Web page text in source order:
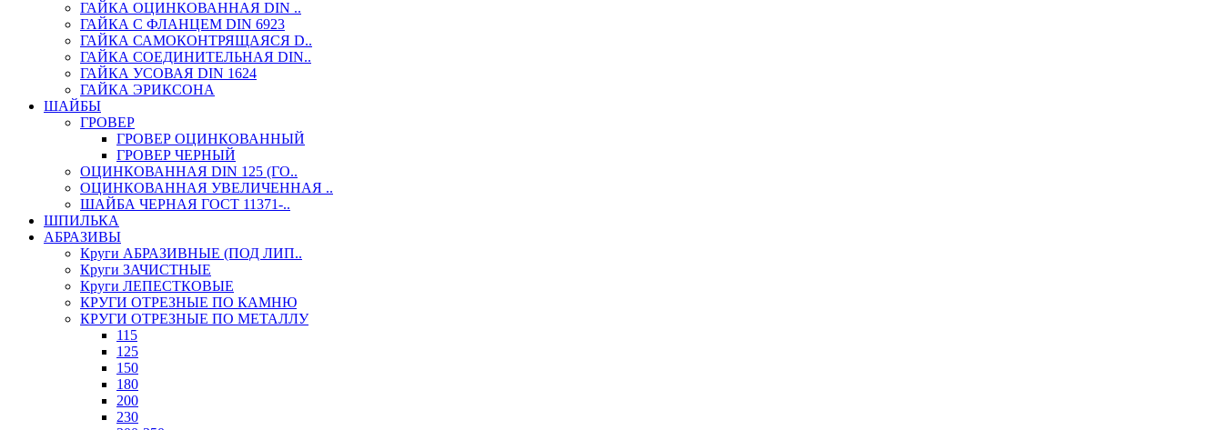
ГАЙКА ОЦИНКОВАННАЯ DIN ..
ГАЙКА С ФЛАНЦЕМ DIN 6923
ГАЙКА САМОКОНТРЯЩАЯСЯ D..
ГАЙКА СОЕДИНИТЕЛЬНАЯ DIN..
ГАЙКА УСОВАЯ DIN 1624
ГАЙКА ЭРИКСОНА
ШАЙБЫ
ГРОВЕР
ГРОВЕР ОЦИНКОВАННЫЙ
ГРОВЕР ЧЕРНЫЙ
ОЦИНКОВАННАЯ DIN 125 (ГО..
ОЦИНКОВАННАЯ УВЕЛИЧЕННАЯ ..
ШАЙБА ЧЕРНАЯ ГОСТ 11371-..
ШПИЛЬКА
АБРАЗИВЫ
Круги АБРАЗИВНЫЕ (ПОД ЛИП..
Круги ЗАЧИСТНЫЕ
Круги ЛЕПЕСТКОВЫЕ
КРУГИ ОТРЕЗНЫЕ ПО КАМНЮ
КРУГИ ОТРЕЗНЫЕ ПО МЕТАЛЛУ
115
125
150
180
200
230